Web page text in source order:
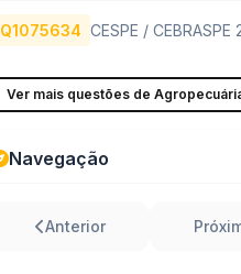
Q1075634 CESPE / CEBRASPE
Ver mais questões de
Navegação
Anterior